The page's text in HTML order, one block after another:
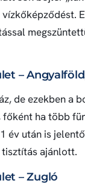
–
de ezekben a
főként ha több
év után is
ajánlott.
– Zugló